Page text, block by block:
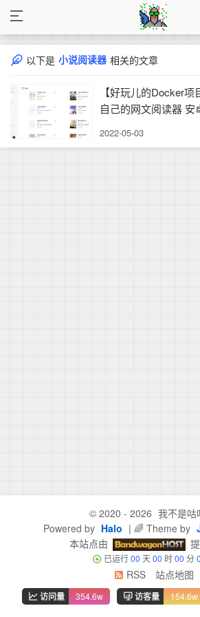
以下是 小说阅读器 相关的文章
【好玩儿的Docker
自己的网文阅读器 安
2022-05-03
© 2020 - 2026 我不是咕
Powered by Halo | 🌈 Theme by
本站点由
已运行00 天00 时00 分
RSS 站点地图
访问量 354.6w 访客量 154.6w